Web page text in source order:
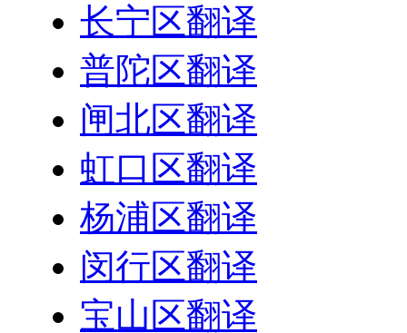
长宁区翻译
普陀区翻译
闸北区翻译
虹口区翻译
杨浦区翻译
闵行区翻译
宝山区翻译